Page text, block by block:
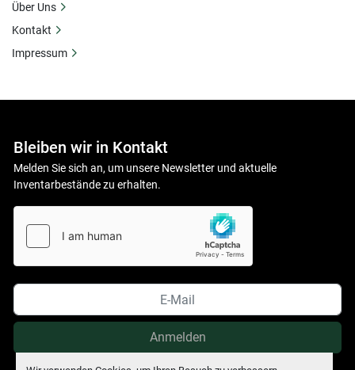
Bleiben wir in Kontakt
Melden Sie sich an, um unsere Newsletter und aktuelle
Inventarbestände zu erhalten.
Anmelden
Über Uns
Kontakt
Impressum